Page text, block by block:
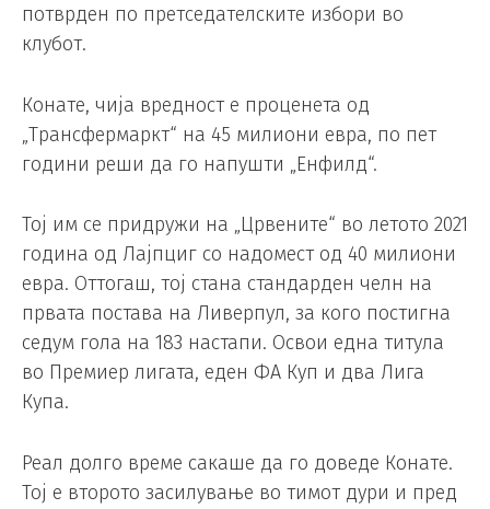
потврден по претседателските избори во
клубот.
Конате, чија вредност е проценета од
„Трансфермаркт“ на 45 милиони евра, по пет
години реши да го напушти „Енфилд“.
Тој им се придружи на „Црвените“ во летото 2021
година од Лајпциг со надомест од 40 милиони
евра. Оттогаш, тој стана стандарден челн на
првата постава на Ливерпул, за кого постигна
седум гола на 183 настапи. Освои една титула
во Премиер лигата, еден ФА Куп и два Лига
Купа.
Реал долго време сакаше да го доведе Конате.
Тој е второто засилување во тимот дури и пред